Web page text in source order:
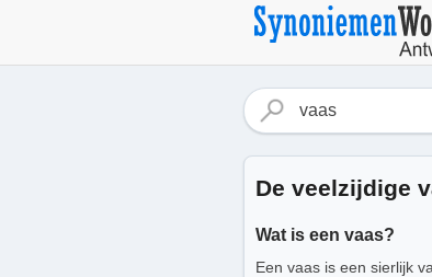
De veelzijdige
Wat is een vaas?
Een vaas is een sierlijk